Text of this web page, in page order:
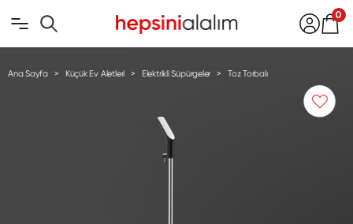
0
Ana Sayfa Küçük Ev Aletleri Elektrikli Süpürgeler Toz Torbalı